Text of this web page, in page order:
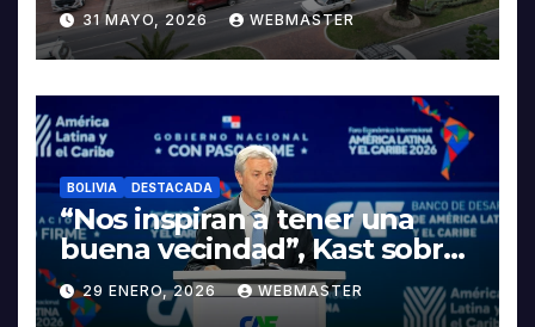
INTEGRAL PARA IMPULSAR
LA ELECTROMOVILIDAD Y LA
INDUSTRIALIZACIÓN DEL
LITIO
31 MAYO, 2026 WEBMASTER
BOLIVIA DESTACADA
“Nos inspiran a tener una
buena vecindad”, Kast sobre
discurso del presidente
Rodrigo Paz
29 ENERO, 2026 WEBMASTER